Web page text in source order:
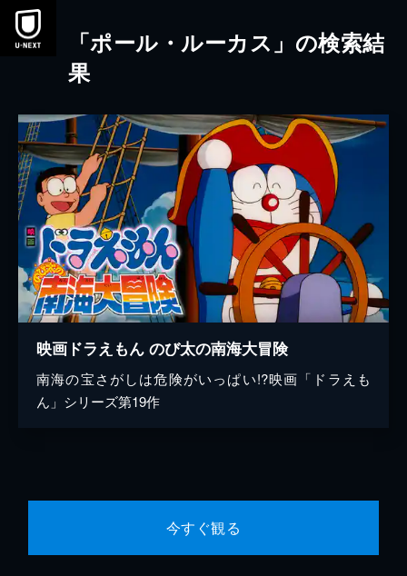
本文へスキップ
「ポール・ルーカス」の検索結
果
映画ドラえもん のび太の南海大冒険
南海の宝さがしは危険がいっぱい!?映画「ドラえも
ん」シリーズ第19作
今すぐ観る